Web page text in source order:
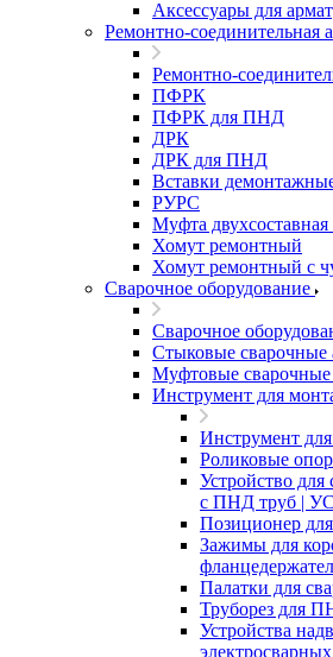
Аксессуары для
Ремонтно-соединительная
Ремонтно-
ПФРК
ПФРК для ПНД
ДРК
ДРК для ПНД
Вставки
РУРС
Муфта двухсоставная
Хомут ремонтный
Хомут ремонтный с
Сварочное оборудование
Сварочное
Стыковые сварочные
Муфтовые сварочные
Инструмент для
Инструмент
Роликовые
Устройство для
с ПНД труб |
Позиционер
Зажимы для
Палатки для
Труборез для
Устройства